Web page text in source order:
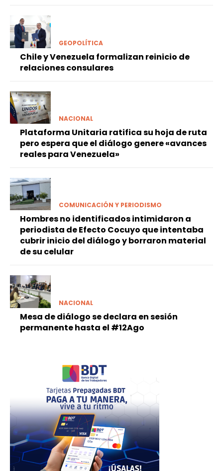
GEOPOLÍTICA
Chile y Venezuela formalizan reinicio de
relaciones consulares
NACIONAL
Plataforma Unitaria ratifica su hoja de ruta
pero espera que el diálogo genere «avances
reales para Venezuela»
COMUNICACIÓN Y PERIODISMO
Hombres no identificados intimidaron a
periodista de Efecto Cocuyo que intentaba
cubrir inicio del diálogo y borraron material
de su celular
NACIONAL
Mesa de diálogo se declara en sesión
permanente hasta el #12Ago